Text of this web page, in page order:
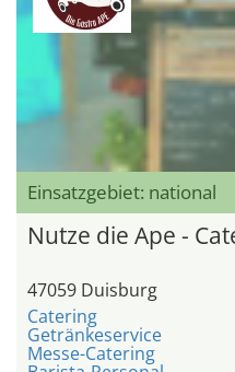
Einsatzgebiet: national
Nutze die Ape -
47059 Duisburg
Catering
Getränkeservice
Messe-Catering